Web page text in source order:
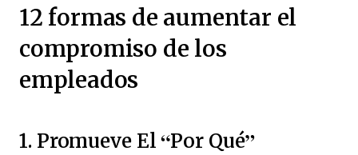
12 formas de aumentar el
compromiso de los
empleados
1. Promueve El “por Qué”